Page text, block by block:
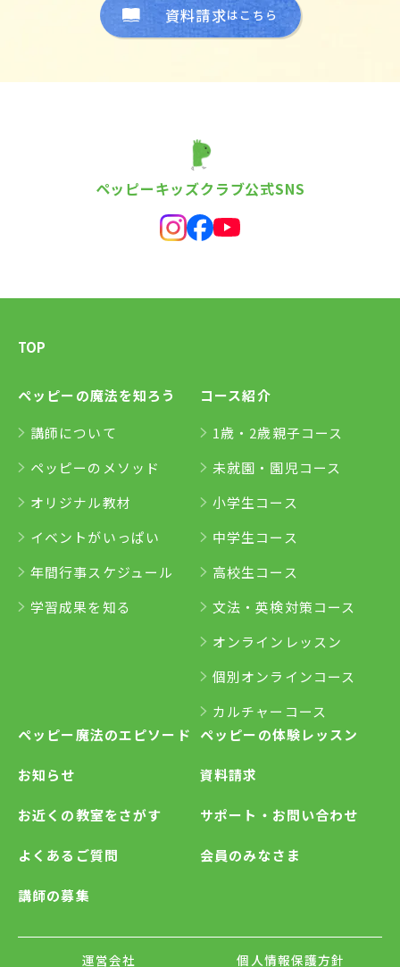
資料請求はこちら
ペッピーキッズクラブ公式SNS
TOP
ペッピーの魔法を知ろう
講師について
ペッピーのメソッド
オリジナル教材
イベントがいっぱい
年間行事スケジュール
学習成果を知る
コース紹介
1歳・2歳親子コース
未就園・園児コース
小学生コース
中学生コース
高校生コース
文法・英検対策コース
オンラインレッスン
個別オンラインコース
カルチャーコース
ペッピー魔法のエピソード
お知らせ
お近くの教室をさがす
よくあるご質問
講師の募集
ペッピーの体験レッスン
資料請求
サポート・お問い合わせ
会員のみなさま
運営会社 個人情報保護方針